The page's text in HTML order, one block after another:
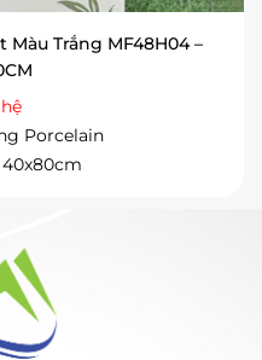
Trắng MF48H04 –
Porcelain